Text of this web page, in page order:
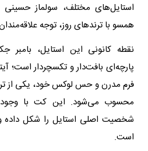
استایل‌های مختلف، سولماز حسینی
همسو با ترندهای روز، توجه
پارچه‌ای بافت‌دار و تکسچر‌دار
محسوب می‌شود. این کت با وجود
شخصیت اصلی استایل را شکل داده
است.